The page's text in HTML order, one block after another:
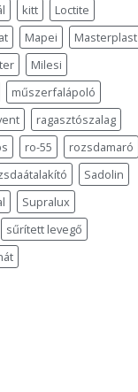
kitt
Loctite
Mapei
Masterplast
Milesi
műszerfalápoló
ragasztószalag
ro-55
rozsdamaró
Sadolin
Supralux
sűrített levegő